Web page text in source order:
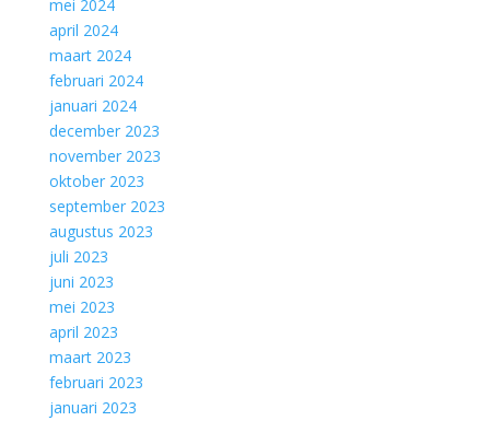
mei 2024
april 2024
maart 2024
februari 2024
januari 2024
december 2023
november 2023
oktober 2023
september 2023
augustus 2023
juli 2023
juni 2023
mei 2023
april 2023
maart 2023
februari 2023
januari 2023